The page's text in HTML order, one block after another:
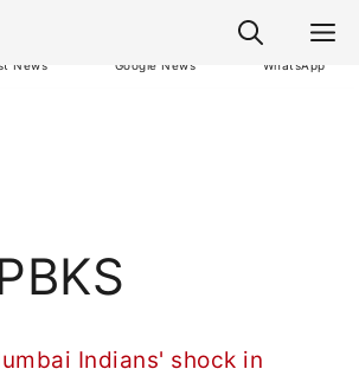
News Google News WhatsApp